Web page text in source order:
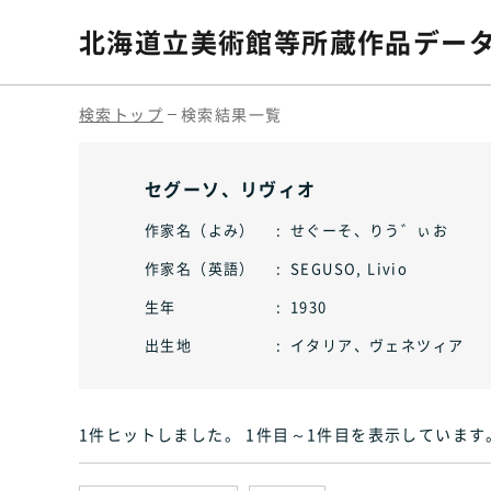
北海道立美術館等所蔵作品デー
検索トップ 検索結果一覧
セグーソ、リヴィオ
作家名（よみ）
せぐーそ、りう゛ぃお
作家名（英語）
SEGUSO, Livio
生年
1930
出生地
イタリア、ヴェネツィア
1件ヒット しました。 1件目～1件目 を表示しています。